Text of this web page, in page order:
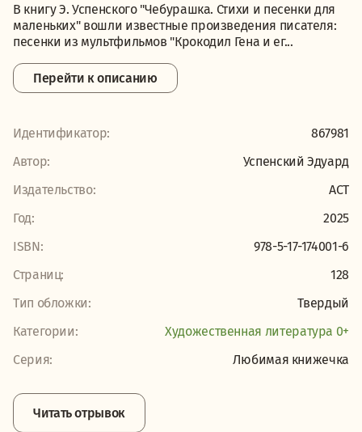
В книгу Э. Успенского "Чебурашка. Стихи и песенки для
маленьких" вошли известные произведения писателя:
песенки из мультфильмов "Крокодил Гена и ег...
Перейти к описанию
Идентификатор:
867981
Автор:
Успенский Эдуард
Издательство:
АСТ
Год:
2025
ISBN:
978-5-17-174001-6
Страниц:
128
Тип обложки:
Твердый
Категории:
Художественная литература 0+
Серия:
Любимая книжечка
Читать отрывок